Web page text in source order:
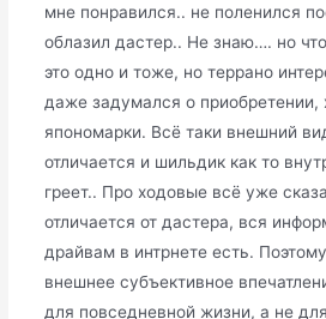
мне понравился.. не поленился
облазил дастер.. Не знаю…. но что
это одно и тоже, но террано
даже задумался о приобретении,
япономарки. Всё таки внешний
отличается и шильдик как то
греет.. Про ходовые всё уже
отличается от дастера, вся
драйвам в интрнете есть.
внешнее субъективное
для повседневной жизни, а не